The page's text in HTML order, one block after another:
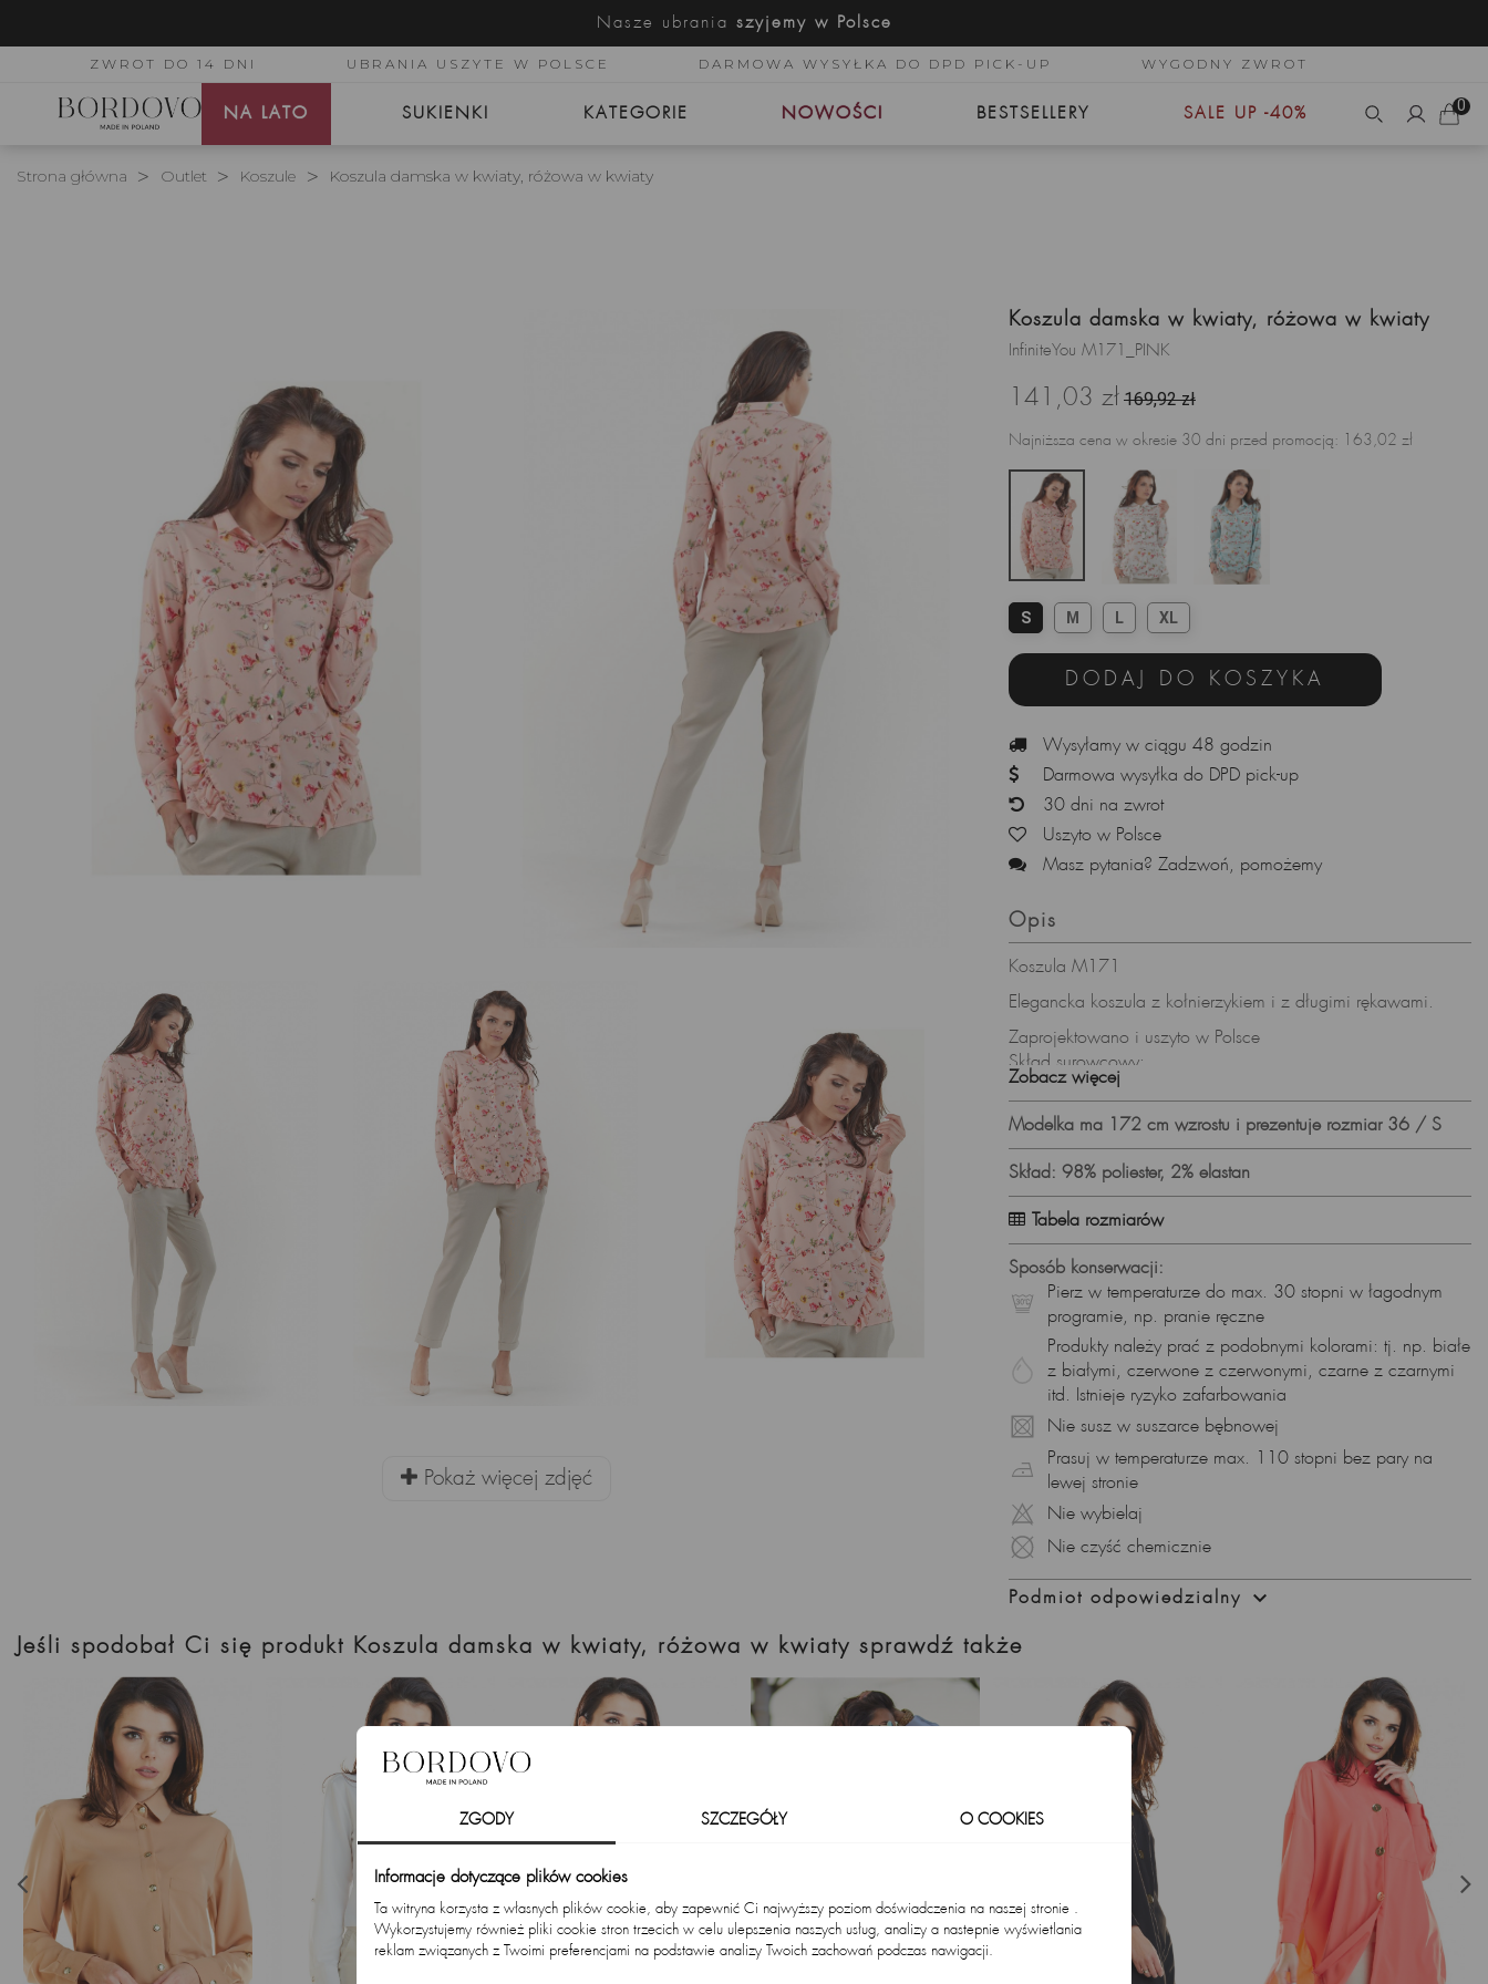
Nasze ubrania szyjemy w Polsce
ZWROT DO 14 DNI UBRANIA USZYTE W POLSCE DARMOWA WYSYŁKA DO DPD PICK-UP WYGODNY ZWROT
NA LATO SUKIENKI KATEGORIE NOWOŚCI BESTSELLERY SALE UP -40% 0
Strona główna Outlet Koszule Koszula damska w kwiaty, różowa w kwiaty
Pokaż więcej zdjęć
Koszula damska w kwiaty, różowa w kwiaty
InfiniteYou M171_PINK
141,03 zł 169,92 zł
Najniższa cena w okresie 30 dni przed promocją: 163,02 zł
S M L XL
DODAJ DO KOSZYKA
Wysyłamy w ciągu 48 godzin
Darmowa wysyłka do DPD pick-up
30 dni na zwrot
Uszyto w Polsce
Masz pytania? Zadzwoń, pomożemy
Opis
Koszula M171
Elegancka koszula z kołnierzykiem i z długimi rękawami.
Zaprojektowano i uszyto w Polsce
Skład surowcowy:
98% poliester, 2% elastan
Pierz w 30 stopniach w delikatnym detergencie, nie wybielaj,
nie susz w suszarce.
Prasuj w niskiej temperaturze.
Zobacz więcej
Modelka ma 172 cm wzrostu i prezentuje rozmiar 36 / S
Skład: 98% poliester, 2% elastan
Tabela rozmiarów
Sposób konserwacji:
Pierz w temperaturze do max. 30 stopni w łagodnym
programie, np. pranie ręczne
Produkty należy prać z podobnymi kolorami: tj. np. białe
z białymi, czerwone z czerwonymi, czarne z czarnymi
itd. Istnieje ryzyko zafarbowania
Nie susz w suszarce bębnowej
Prasuj w temperaturze max. 110 stopni bez pary na
lewej stronie
Nie wybielaj
Nie czyść chemicznie
Podmiot odpowiedzialny 
Jeśli spodobał Ci się produkt Koszula damska w kwiaty, różowa w kwiaty sprawdź także
ZGODY SZCZEGÓŁY O COOKIES
Informacje dotyczące plików cookies
Ta witryna korzysta z własnych plików cookie, aby zapewnić Ci najwyższy poziom doświadczenia na naszej stronie .
Wykorzystujemy również pliki cookie stron trzecich w celu ulepszenia naszych usług, analizy a nastepnie wyświetlania
reklam związanych z Twoimi preferencjami na podstawie analizy Twoich zachowań podczas nawigacji.